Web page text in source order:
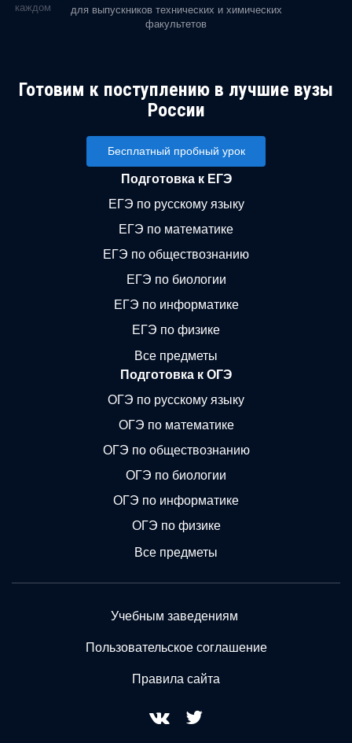
в каждом
для выпускников технических и химических
факультетов
Готовим к поступлению в лучшие вузы
России
Бесплатный пробный урок
Подготовка к ЕГЭ
ЕГЭ по русскому языку
ЕГЭ по математике
ЕГЭ по обществознанию
ЕГЭ по биологии
ЕГЭ по информатике
ЕГЭ по физике
Все предметы
Подготовка к ОГЭ
ОГЭ по русскому языку
ОГЭ по математике
ОГЭ по обществознанию
ОГЭ по биологии
ОГЭ по информатике
ОГЭ по физике
Все предметы
Учебным заведениям
Пользовательское соглашение
Правила сайта